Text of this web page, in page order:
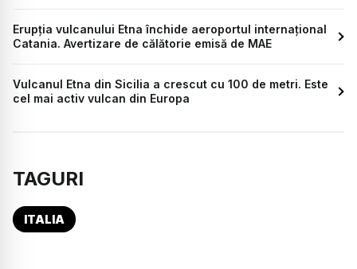
Erupția vulcanului Etna închide aeroportul internațional
Catania. Avertizare de călătorie emisă de MAE
Vulcanul Etna din Sicilia a crescut cu 100 de metri. Este
cel mai activ vulcan din Europa
TAGURI
ITALIA